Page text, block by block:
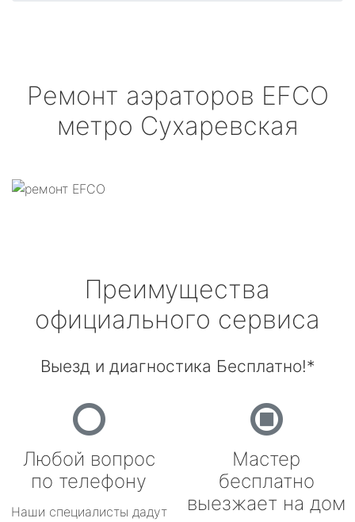
Ремонт аэраторов EFCO
метро Сухаревская
Преимущества
официального сервиса
Выезд и диагностика Бесплатно!*
Любой вопрос
по телефону
Наши специалисты дадут
Мастер
бесплатно
выезжает на дом